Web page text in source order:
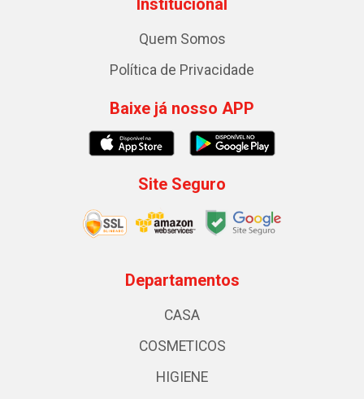
Institucional
Quem Somos
Política de Privacidade
Baixe já nosso APP
Site Seguro
Departamentos
CASA
COSMETICOS
HIGIENE